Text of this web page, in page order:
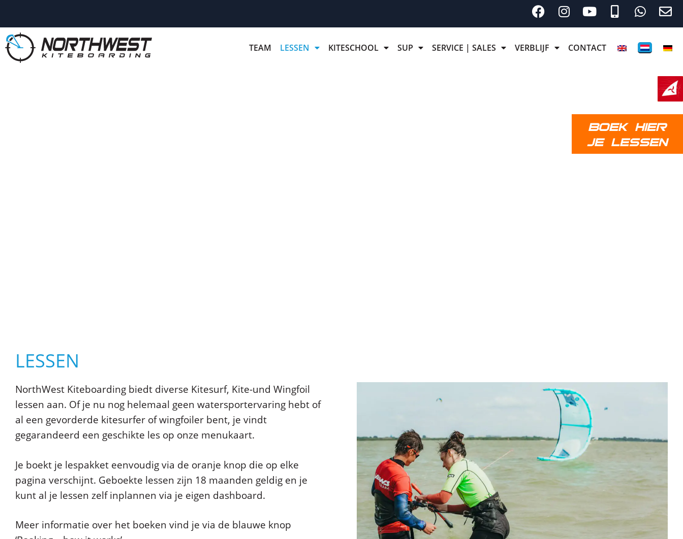
TEAM LESSEN KITESCHOOL SUP SERVICE | SALES VERBLIJF CONTACT
LESSEN
NorthWest Kiteboarding biedt diverse Kitesurf, Kite-und Wingfoil
lessen aan. Of je nu nog helemaal geen watersportervaring hebt of
al een gevorderde kitesurfer of wingfoiler bent, je vindt
gegarandeerd een geschikte les op onze menukaart.
Je boekt je lespakket eenvoudig via de oranje knop die op elke
pagina verschijnt. Geboekte lessen zijn 18 maanden geldig en je
kunt al je lessen zelf inplannen via je eigen dashboard.
Meer informatie over het boeken vind je via de blauwe knop
BOEK HIER
JE LESSEN